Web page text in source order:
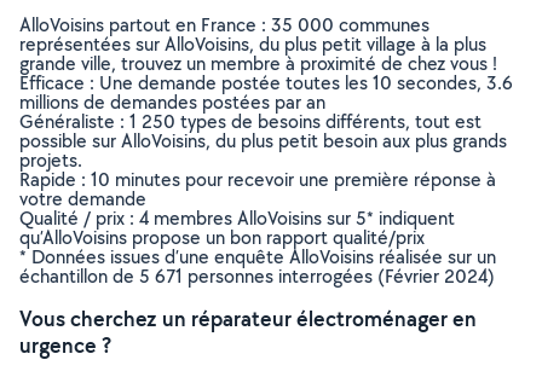
AlloVoisins partout en France : 35 000 communes
représentées sur AlloVoisins, du plus petit village à la plus
grande ville, trouvez un membre à proximité de chez vous !
Efficace : Une demande postée toutes les 10 secondes, 3.6
millions de demandes postées par an
Généraliste : 1 250 types de besoins différents, tout est
possible sur AlloVoisins, du plus petit besoin aux plus grands
projets.
Rapide : 10 minutes pour recevoir une première réponse à
votre demande
Qualité / prix : 4 membres AlloVoisins sur 5* indiquent
qu’AlloVoisins propose un bon rapport qualité/prix
* Données issues d’une enquête AlloVoisins réalisée sur un
échantillon de 5 671 personnes interrogées (Février 2024)
Vous cherchez un réparateur électroménager en
urgence ?